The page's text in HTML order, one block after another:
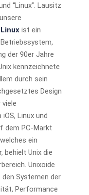
“Linux”. Lausitz
Linux ist ein
der 90er Jahre
kennzeichnete
durch sein
Design
Linux und
dem PC-Markt
ein
behielt Unix die
Unixoide
Systemen der
Performance